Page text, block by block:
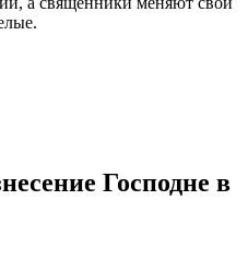
Господне в